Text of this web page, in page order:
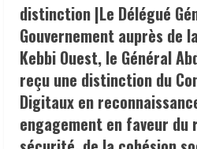
distinction |Le Délégué
Gouvernement auprès de
Kebbi Ouest, le Général
reçu une distinction du
Digitaux en
engagement en faveur